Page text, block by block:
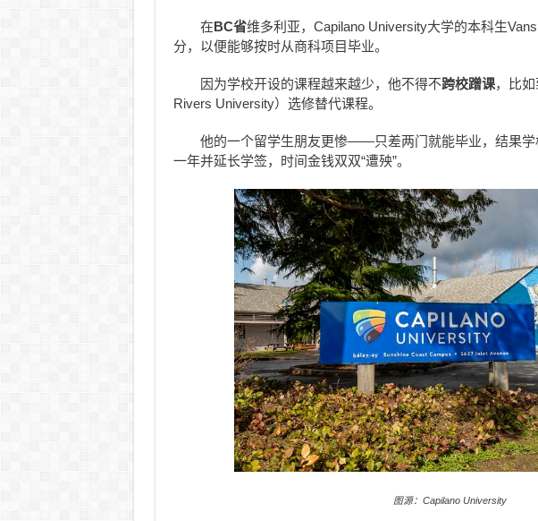
在BC省维多利亚， Capilano University大学的本科生
分，以便能够按时从商科项目毕业。
因为学校开设的课程越来越少，他不得不跨校蹭课，比如
Rivers University）选修替代课程。
他的一个留学生朋友更惨——只差两门就能毕业，结果学
一年并延长学签，时间金钱双双“遭殃”。
图源：Capilano University